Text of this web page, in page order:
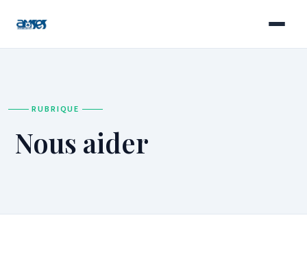
RUBRIQUE
Nous aider